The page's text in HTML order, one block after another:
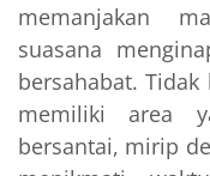
memanjakan
suasana
bersahabat.
memiliki area
bersantai, mirip